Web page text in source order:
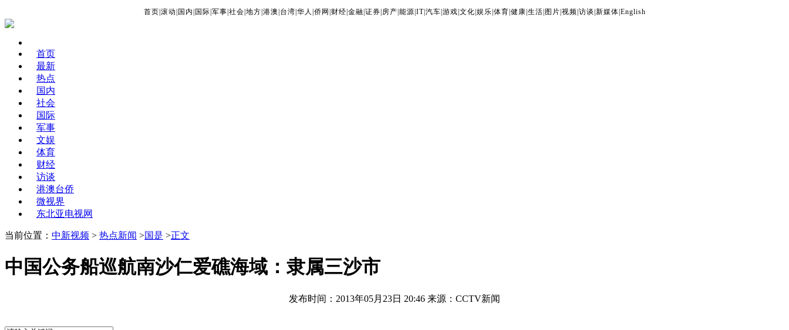
首页 滚动 国内 国际 军事 社会 地方 港澳 台湾 华人 侨网 财经 金融 证券 房产 能源 IT| 汽车 游戏 文化 娱乐 体育 健康 生活 图片 视频 访谈 新媒体 English
首页
最新
热点
国内
社会
国际
军事
文娱
体育
财经
访谈
港澳台侨
微视界
东北亚电视网
当前位置： 中新视频 > 热点新闻 >国是 >正文
中国公务船巡航南沙仁爱礁海域：隶属三沙市
发布时间：2013年05月23日 20:46 来源：CCTV新闻